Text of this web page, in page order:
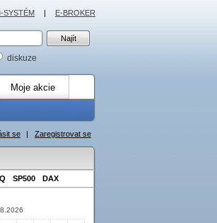
diskuze
Moje akcie
se | Zaregistrovat se
SP500 DAX
SYSTÉM | E-BROKER